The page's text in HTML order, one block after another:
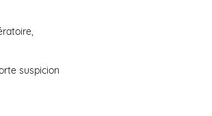
suspicion